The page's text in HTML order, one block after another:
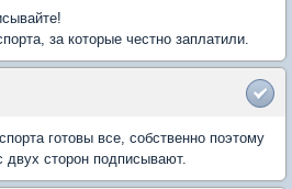
за которые честно заплатили.
готовы все, собственно поэтому
двух сторон подписывают.